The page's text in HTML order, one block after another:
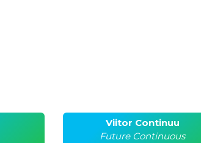
Viitor Continuu
Future Continuous